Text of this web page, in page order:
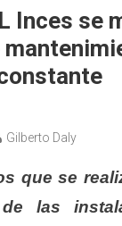
Inces se
Gilberto Daly
que se
las